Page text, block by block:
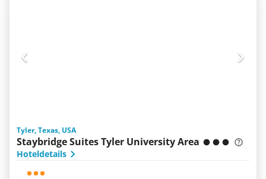
Tyler, Texas, USA
Staybridge Suites Tyler University Area
Hoteldetails